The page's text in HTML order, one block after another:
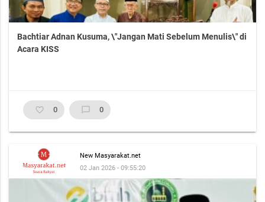
Bachtiar Adnan Kusuma, \"Jangan Mati Sebelum Menulis\" di
Acara KISS
favorite_border 0 chat_bubble_outline 0
New Masyarakat.net
02 Jan 2026 - 09:55:20